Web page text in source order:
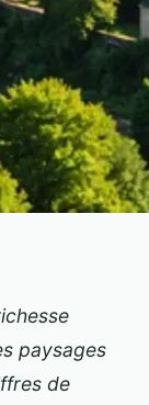
: sites
paysages
de